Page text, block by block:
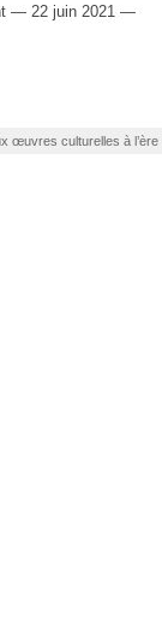
— 22 juin 2021 —
œuvres culturelles à